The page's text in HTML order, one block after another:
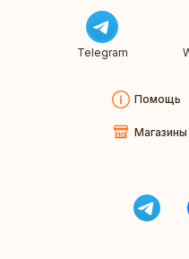
Telegram
Помощь
Магазины